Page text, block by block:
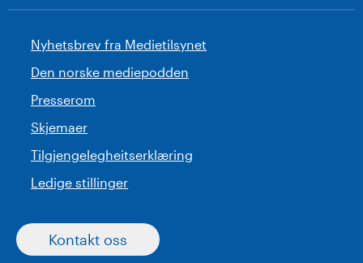
Nyhetsbrev fra Medietilsynet
Den norske mediepodden
Presserom
Skjemaer
Tilgjengelegheitserklæring
Ledige stillinger
Kontakt oss